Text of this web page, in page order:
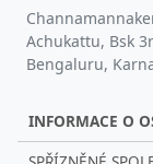
Achukattu, Bsk
Bengaluru,
INFORMACE O